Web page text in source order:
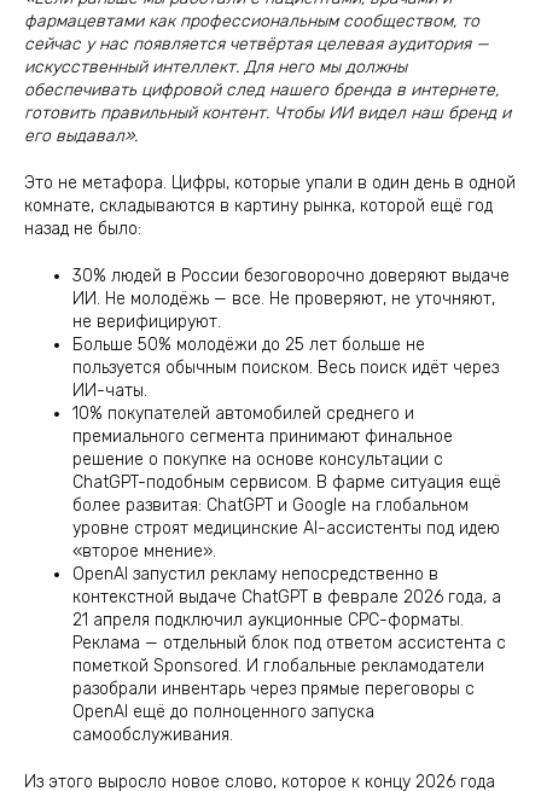
фармацевтами как профессиональным сообществом, то
сейчас у нас появляется четвёртая целевая аудитория —
искусственный интеллект. Для него мы должны
обеспечивать цифровой след нашего бренда в интернете,
готовить правильный контент. Чтобы ИИ видел наш бренд и
его выдавал».
Это не метафора. Цифры, которые упали в один день в одной
комнате, складываются в картину рынка, которой ещё год
назад не было:
30% людей в России безоговорочно доверяют выдаче
ИИ. Не молодёжь — все. Не проверяют, не уточняют,
не верифицируют.
Больше 50% молодёжи до 25 лет больше не
пользуется обычным поиском. Весь поиск идёт через
ИИ-чаты.
10% покупателей автомобилей среднего и
премиального сегмента принимают финальное
решение о покупке на основе консультации с
ChatGPT-подобным сервисом. В фарме ситуация ещё
более развитая: ChatGPT и Google на глобальном
уровне строят медицинские AI-ассистенты под идею
«второе мнение».
OpenAI запустил рекламу непосредственно в
контекстной выдаче ChatGPT в феврале 2026 года, а
21 апреля подключил аукционные CPC-форматы.
Реклама — отдельный блок под ответом ассистента с
пометкой Sponsored. И глобальные рекламодатели
разобрали инвентарь через прямые переговоры с
OpenAI ещё до полноценного запуска
самообслуживания.
Из этого выросло новое слово, которое к концу 2026 года